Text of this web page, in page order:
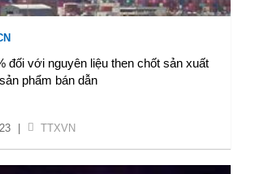
đối với nguyên liệu then chốt sản xuất
phẩm bán dẫn
TTXVN